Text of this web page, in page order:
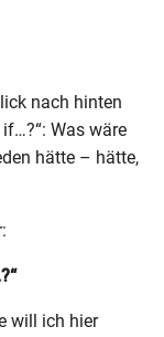
nach hinten
Was wäre
hätte – hätte,
will ich hier